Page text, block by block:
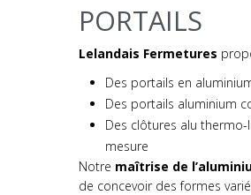
PORTAILS
Lelandais Fermetures
Des portails en
Des portails aluminium
Des clôtures alu
mesure
Notre maîtrise de
de concevoir des formes